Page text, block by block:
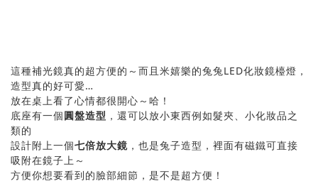
這種補光鏡真的超方便的～而且米嬉樂的兔兔LED化妝鏡檯燈，
造型真的好可愛…
放在桌上看了心情都很開心～哈！
底座有一個圓盤造型 ，還可以放小東西例如髮夾、小化妝品之
類的
設計附上一個七倍放大鏡 ，也是兔子造型，裡面有磁鐵可直接
吸附在鏡子上～
方便你想要看到的臉部細節，是不是超方便！